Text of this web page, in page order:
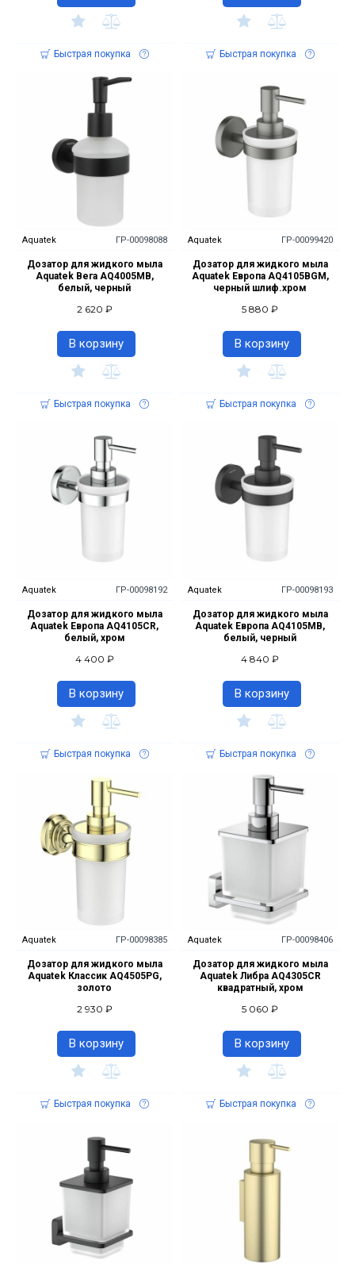
Быстрая покупка Быстрая покупка
Aquatek ГР-00098088
Дозатор для жидкого мыла
Aquatek Вега AQ4005MB,
белый, черный
2 620 ₽
В корзину
Быстрая покупка
Aquatek ГР-00099420
Дозатор для жидкого мыла
Aquatek Европа AQ4105BGM,
черный шлиф.хром
5 880 ₽
В корзину
Быстрая покупка
Aquatek ГР-00098192
Дозатор для жидкого мыла
Aquatek Европа AQ4105CR,
белый, хром
4 400 ₽
В корзину
Быстрая покупка
Aquatek ГР-00098193
Дозатор для жидкого мыла
Aquatek Европа AQ4105MB,
белый, черный
4 840 ₽
В корзину
Быстрая покупка
Aquatek ГР-00098385
Дозатор для жидкого мыла
Aquatek Классик AQ4505PG,
золото
2 930 ₽
В корзину
Быстрая покупка
Aquatek ГР-00098406
Дозатор для жидкого мыла
Aquatek Либра AQ4305CR
квадратный, хром
5 060 ₽
В корзину
Быстрая покупка